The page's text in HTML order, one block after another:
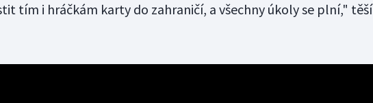
tím i hráčkám karty do zahraničí, a všechny úkoly se plní," těší